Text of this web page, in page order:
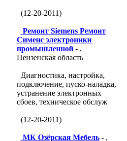
(12-20-2011)
Ремонт Siemens Ремонт
Сименс электроники
промышленной- ,
Пензенская область
Диагностика, настройка,
подключение, пуско-наладка,
устранение электронных
сбоев, техническое обслуж
(12-20-2011)
МК Озёрская Мебель- ,